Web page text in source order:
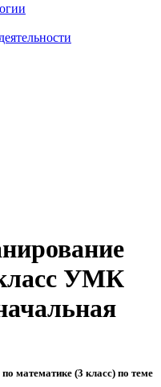
УМК
математике (3 класс) по теме